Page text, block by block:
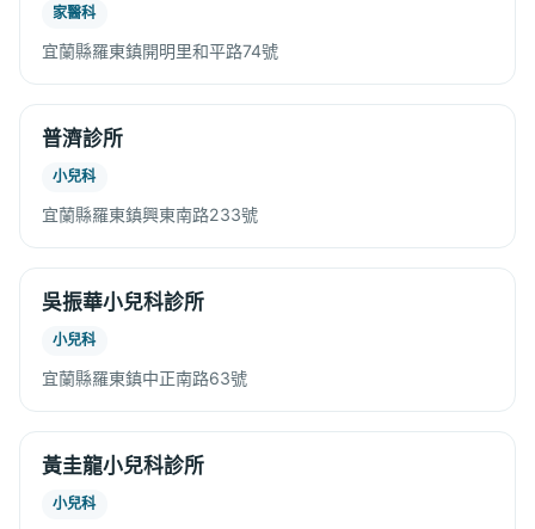
家醫科
宜蘭縣羅東鎮開明里和平路74號
普濟診所
小兒科
宜蘭縣羅東鎮興東南路233號
吳振華小兒科診所
小兒科
宜蘭縣羅東鎮中正南路63號
黃圭龍小兒科診所
小兒科